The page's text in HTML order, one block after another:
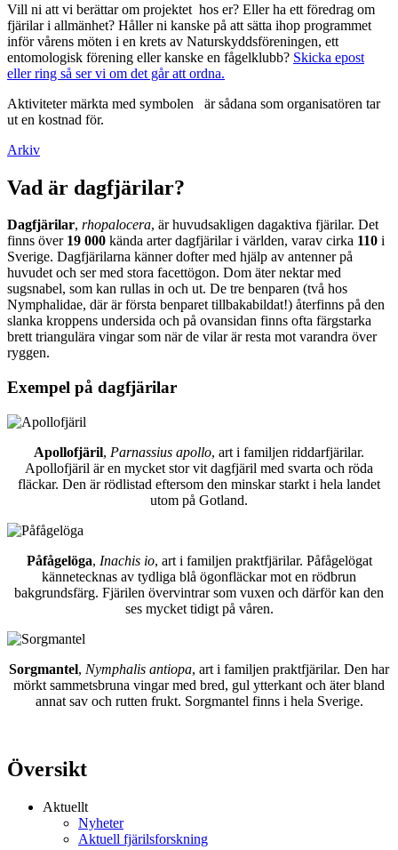
Vill ni att vi berättar om projektet hos er? Eller ha ett föredrag om
fjärilar i allmänhet? Håller ni kanske på att sätta ihop programmet
inför vårens möten i en krets av Naturskyddsföreningen, ett
entomologisk förening eller kanske en fågelklubb? Skicka epost
eller ring så ser vi om det går att ordna.
Aktiviteter märkta med symbolen
är sådana som organisatören tar
ut en kostnad för.
Arkiv
Vad är dagfjärilar?
Dagfjärilar, rhopalocera, är huvudsakligen dagaktiva fjärilar. Det
finns över 19 000 kända arter dagfjärilar i världen, varav cirka 110 i
Sverige. Dagfjärilarna känner dofter med hjälp av antenner på
huvudet och ser med stora facettögon. Dom äter nektar med
sugsnabel, som kan rullas in och ut. De tre benparen (två hos
Nymphalidae, där är första benparet tillbakabildat!) återfinns på den
slanka kroppens undersida och på ovansidan finns ofta färgstarka
brett triangulära vingar som när de vilar är resta mot varandra över
ryggen.
Exempel på dagfjärilar
Apollofjäril, Parnassius apollo, art i familjen riddarfjärilar.
Apollofjäril är en mycket stor vit dagfjäril med svarta och röda
fläckar. Den är rödlistad eftersom den minskar starkt i hela landet
utom på Gotland.
Påfågelöga, Inachis io, art i familjen praktfjärilar. Påfågelögat
kännetecknas av tydliga blå ögonfläckar mot en rödbrun
bakgrundsfärg. Fjärilen övervintrar som vuxen och därför kan den
ses mycket tidigt på våren.
Sorgmantel, Nymphalis antiopa, art i familjen praktfjärilar. Den har
mörkt sammetsbruna vingar med bred, gul ytterkant och äter bland
annat sav och rutten frukt. Sorgmantel finns i hela Sverige.
Översikt
Aktuellt
Nyheter
Aktuell fjärilsforskning